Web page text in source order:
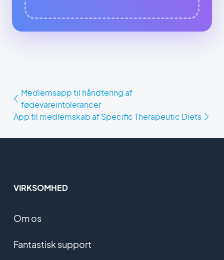
Medlemsapp til håndtering af
fødevareintolerancer
App til medlemskab af Specific Therapeutic Diets
VIRKSOMHED
Om os
Fantastisk support